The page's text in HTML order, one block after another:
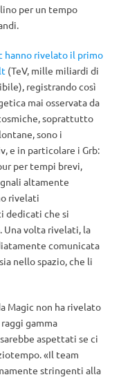
per un tempo
hanno rivelato il primo
(TeV, mille miliardi di
registrando così
mai osservata da
soprattutto
sono i
e in particolare i Grb:
per tempi brevi,
altamente
rivelati
dedicati che si
volta rivelati, la
comunicata
nello spazio, che li
Magic non ha rivelato
gamma
aspettati se ci
«Il team
stringenti alla